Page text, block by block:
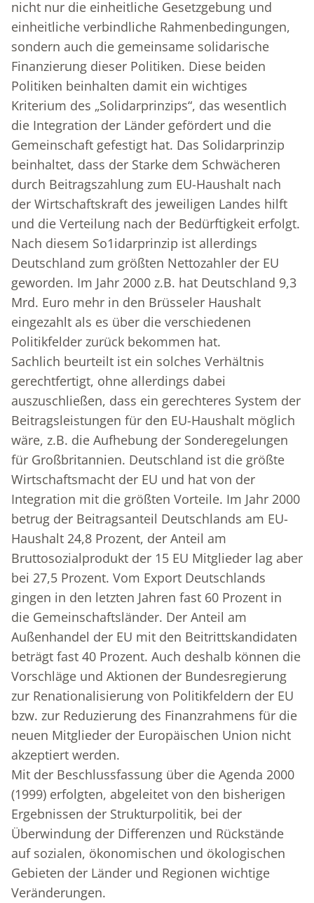
nicht nur die einheitliche Gesetzgebung und
einheitliche verbindliche Rahmenbedingungen,
sondern auch die gemeinsame solidarische
Finanzierung dieser Politiken. Diese beiden
Politiken beinhalten damit ein wichtiges
Kriterium des „Solidarprinzips“, das wesentlich
die Integration der Länder gefördert und die
Gemeinschaft gefestigt hat. Das Solidarprinzip
beinhaltet, dass der Starke dem Schwächeren
durch Beitragszahlung zum EU-Haushalt nach
der Wirtschaftskraft des jeweiligen Landes hilft
und die Verteilung nach der Bedürftigkeit erfolgt.
Nach diesem So1idarprinzip ist allerdings
Deutschland zum größten Nettozahler der EU
geworden. Im Jahr 2000 z.B. hat Deutschland 9,3
Mrd. Euro mehr in den Brüsseler Haushalt
eingezahlt als es über die verschiedenen
Politikfelder zurück bekommen hat.
Sachlich beurteilt ist ein solches Verhältnis
gerechtfertigt, ohne allerdings dabei
auszuschließen, dass ein gerechteres System der
Beitragsleistungen für den EU-Haushalt möglich
wäre, z.B. die Aufhebung der Sonderegelungen
für Großbritannien. Deutschland ist die größte
Wirtschaftsmacht der EU und hat von der
Integration mit die größten Vorteile. Im Jahr 2000
betrug der Beitragsanteil Deutschlands am EU-
Haushalt 24,8 Prozent, der Anteil am
Bruttosozialprodukt der 15 EU Mitglieder lag aber
bei 27,5 Prozent. Vom Export Deutschlands
gingen in den letzten Jahren fast 60 Prozent in
die Gemeinschaftsländer. Der Anteil am
Außenhandel der EU mit den Beitrittskandidaten
beträgt fast 40 Prozent. Auch deshalb können die
Vorschläge und Aktionen der Bundesregierung
zur Renationalisierung von Politikfeldern der EU
bzw. zur Reduzierung des Finanzrahmens für die
neuen Mitglieder der Europäischen Union nicht
akzeptiert werden.
Mit der Beschlussfassung über die Agenda 2000
(1999) erfolgten, abgeleitet von den bisherigen
Ergebnissen der Strukturpolitik, bei der
Überwindung der Differenzen und Rückstände
auf sozialen, ökonomischen und ökologischen
Gebieten der Länder und Regionen wichtige
Veränderungen.